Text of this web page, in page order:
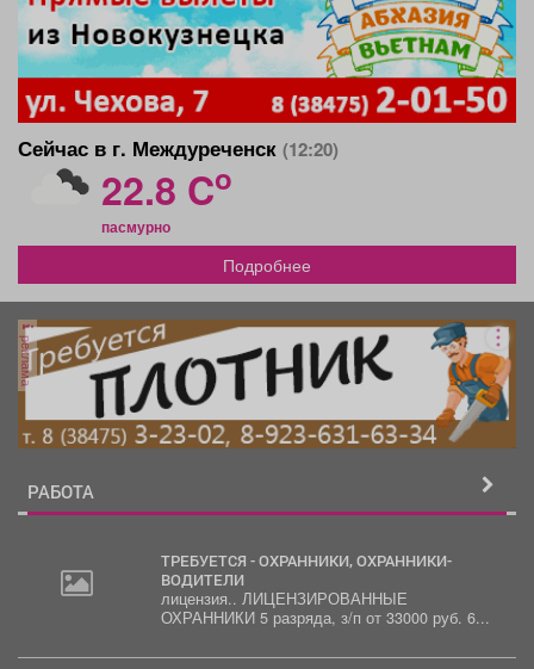
Сейчас в г. Междуреченск (12:20)
22.8 Co
пасмурно
Подробнее
реклама
РАБОТА
ТРЕБУЕТСЯ - ОХРАННИКИ, ОХРАННИКИ-
ВОДИТЕЛИ
лицензия.. ЛИЦЕНЗИРОВАННЫЕ
ОХРАННИКИ 5 разряда, з/п от 33000 руб. 6...